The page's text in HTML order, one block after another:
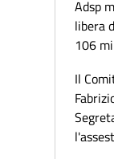
Adsp
libera
106
Il